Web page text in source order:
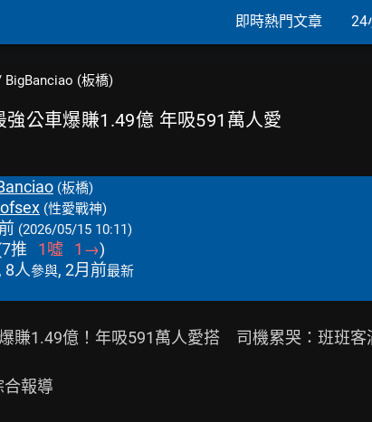
即時熱門文章 24
BigBanciao (板橋)
強公車爆賺1.49億 年吸591萬人愛
(板橋)
(性愛戰神)
(2026/05/15 10:11)
7推 1噓 1 →)
8人參與, 2月前最新
賺1.49億！年吸591萬人愛搭　司機累哭：班班客
報導